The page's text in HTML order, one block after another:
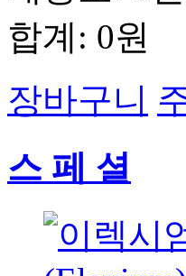
합계: 0원
장바구니
스 페 셜